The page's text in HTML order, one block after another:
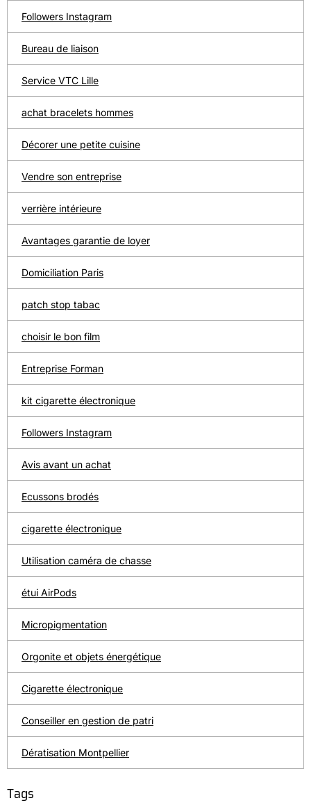
Followers Instagram
Bureau de liaison
Service VTC Lille
achat bracelets hommes
Décorer une petite cuisine
Vendre son entreprise
verrière intérieure
Avantages garantie de loyer
Domiciliation Paris
patch stop tabac
choisir le bon film
Entreprise Forman
kit cigarette électronique
Followers Instagram
Avis avant un achat
Ecussons brodés
cigarette électronique
Utilisation caméra de chasse
étui AirPods
Micropigmentation
Orgonite et objets énergétique
Cigarette électronique
Conseiller en gestion de patri
Dératisation Montpellier
Tags